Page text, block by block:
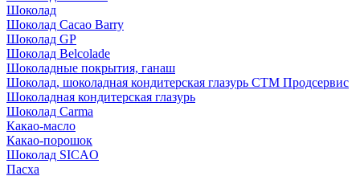
Шоколад
Шоколад Cacao Barry
Шоколад GP
Шоколад Belcolade
Шоколадные покрытия, ганаш
Шоколад, шоколадная кондитерская глазурь СТМ Продсервис
Шоколадная кондитерская глазурь
Шоколад Carma
Какао-масло
Какао-порошок
Шоколад SICAO
Пасха